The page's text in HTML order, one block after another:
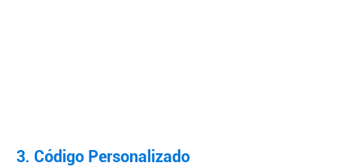
3. Código Personalizado